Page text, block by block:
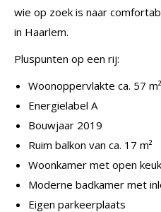
wie op zoek is naar
in Haarlem.
Pluspunten op een rij:
Woonoppervlakte ca. 57 m²
Energielabel A
Bouwjaar 2019
Ruim balkon van ca. 17 m²
Woonkamer met open
Moderne badkamer met
Eigen parkeerplaats